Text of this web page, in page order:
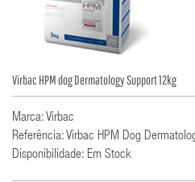
Virbac HPM dog Dermatology Support 12kg
Marca: Virbac
Referência: Virbac HPM Dog
Disponibilidade: Em Stock